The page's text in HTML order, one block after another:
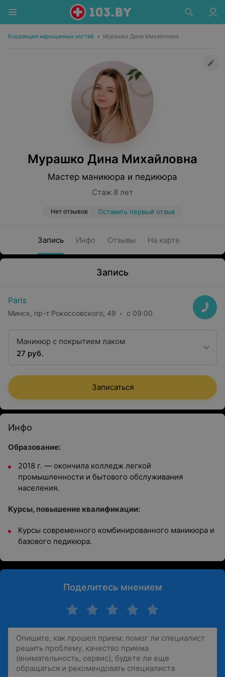
Коррекция нарощенных ногтей • Мурашко Дина Михайловна
Мурашко Дина Михайловна
Мастер маникюра и педикюра
Стаж 8 лет
Нет отзывов Оставить первый отзыв
Запись Инфо Отзывы На карте
Запись
Paris
Минск, пр-т Рокоссовского, 49 с 09:00
Маникюр с покрытием лаком
27 руб.
Записаться
Инфо
Образование:
2018 г. — окончила колледж легкой
промышленности и бытового обслуживания
населения.
Курсы, повышение квалификации:
Курсы современного комбинированного маникюра и
базового педикюра.
Поделитесь мнением